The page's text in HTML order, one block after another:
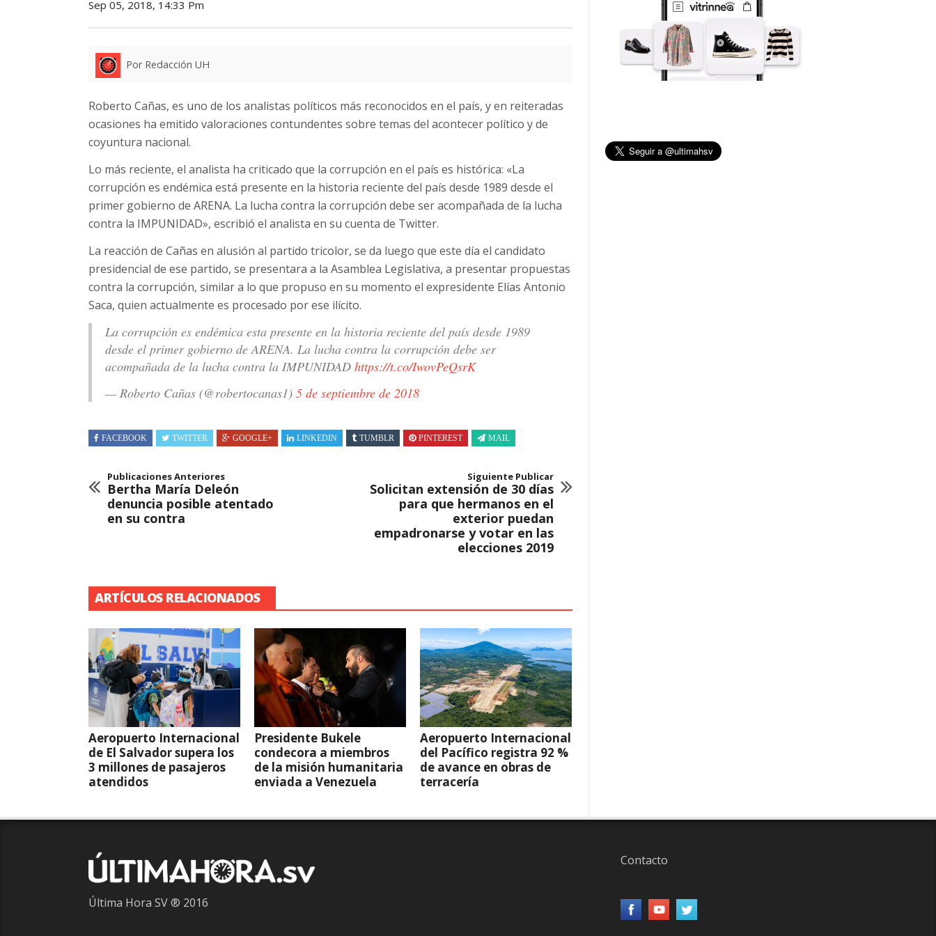
Sep 05, 2018, 14:33 Pm
Por Redacción UH
Roberto Cañas, es uno de los analistas políticos más reconocidos en el país, y en reiteradas
ocasiones ha emitido valoraciones contundentes sobre temas del acontecer político y de
coyuntura nacional.
Lo más reciente, el analista ha criticado que la corrupción en el país es histórica: «La
corrupción es endémica está presente en la historia reciente del país desde 1989 desde el
primer gobierno de ARENA. La lucha contra la corrupción debe ser acompañada de la lucha
contra la IMPUNIDAD», escribió el analista en su cuenta de Twitter.
La reacción de Cañas en alusión al partido tricolor, se da luego que este día el candidato
presidencial de ese partido, se presentara a la Asamblea Legislativa, a presentar propuestas
contra la corrupción, similar a lo que propuso en su momento el expresidente Elías Antonio
Saca, quien actualmente es procesado por ese ilícito.
La corrupción es endémica esta presente en la historia reciente del país desde 1989
desde el primer gobierno de ARENA. La lucha contra la corrupción debe ser
acompañada de la lucha contra la IMPUNIDAD https://t.co/IwovPeQsrK
— Roberto Cañas (@robertocanas1) 5 de septiembre de 2018
FACEBOOK TWITTER GOOGLE+ LINKEDIN TUMBLR PINTEREST MAIL
Publicaciones Anteriores
Bertha María Deleón
denuncia posible atentado
en su contra
Siguiente Publicar
Solicitan extensión de 30 días
para que hermanos en el
exterior puedan
empadronarse y votar en las
elecciones 2019
ARTÍCULOS RELACIONADOS
Aeropuerto Internacional
de El Salvador supera los
3 millones de pasajeros
atendidos
Presidente Bukele
condecora a miembros
de la misión humanitaria
enviada a Venezuela
Aeropuerto Internacional
del Pacífico registra 92 %
de avance en obras de
terracería
Última Hora SV ® 2016
Contacto